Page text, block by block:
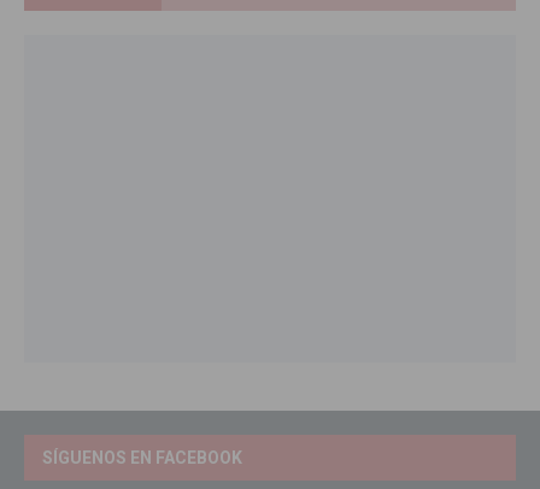
SÍGUENOS EN FACEBOOK